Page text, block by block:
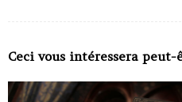
Ceci vous intéressera peut-